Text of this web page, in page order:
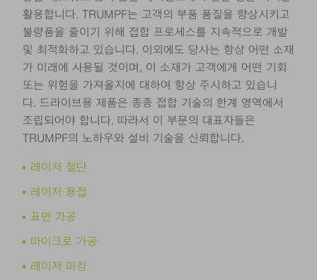
활용합니다. TRUMPF는 고객의 부품 품질을 향상시키고
불량품을 줄이기 위해 접합 프로세스를 지속적으로 개발
및 최적화하고 있습니다. 이외에도 당사는 항상 어떤 소재
가 미래에 사용될 것이며, 이 소재가 고객에게 어떤 기회
또는 위험을 가져올지에 대하여 항상 주시하고 있습니
다. 드라이브용 제품은 종종 접합 기술의 한계 영역에서
조립되어야 합니다. 따라서 이 부문의 대표자들은
TRUMPF의 노하우와 설비 기술을 신뢰합니다.
레이저 절단
레이저 용접
표면 가공
마이크로 가공
레이저 마킹